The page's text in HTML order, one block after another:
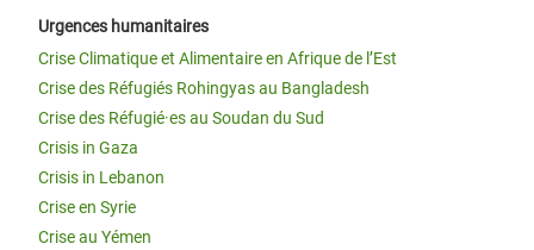
Urgences humanitaires
Crise Climatique et Alimentaire en Afrique de l’Est
Crise des Réfugiés Rohingyas au Bangladesh
Crise des Réfugié·es au Soudan du Sud
Crisis in Gaza
Crisis in Lebanon
Crise en Syrie
Crise au Yémen